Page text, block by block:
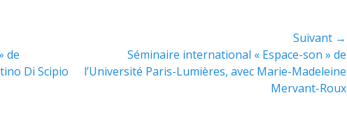
de
Di Scipio
Suivant →
suivant :
Séminaire international « Espace-son » de
l’Université Paris-Lumières, avec Marie-Madeleine
Mervant-Roux